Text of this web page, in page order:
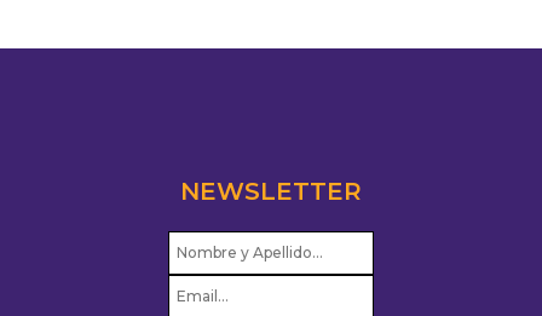
NEWSLETTER